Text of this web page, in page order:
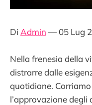
Di Admin — 05 Lug
Nella frenesia della
distrarre dalle
quotidiane.
l’approvazione